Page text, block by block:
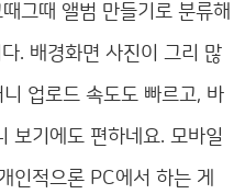
그때 앨범 만들기로 분류해
. 배경화면 사진이 그리 많
업로드 속도도 빠르고, 바
보기에도 편하네요. 모바일
인적으론 PC에서 하는 게